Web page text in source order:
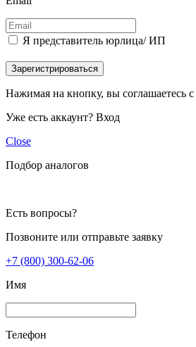
Я представитель юрлица/ ИП
Зарегистрироваться
Нажимая на кнопку, вы соглашаетесь с
Уже есть аккаунт? Вход
Close
Подбор аналогов
Есть вопросы?
Позвоните или отправьте заявку
+7 (800) 300-62-06
Имя
Телефон